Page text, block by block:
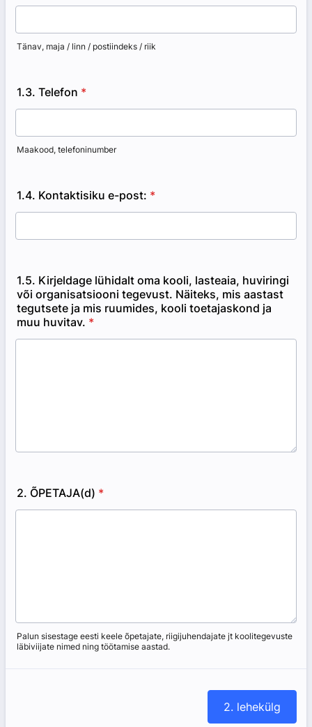
Tänav, maja / linn / postiindeks / riik
1.3. Telefon *
Maakood, telefoninumber
1.4. Kontaktisiku e-post: *
1.5. Kirjeldage lühidalt oma kooli, lasteaia, huviringi
või organisatsiooni tegevust. Näiteks, mis aastast
tegutsete ja mis ruumides, kooli toetajaskond ja
muu huvitav. *
2. ÕPETAJA(d) *
Palun sisestage eesti keele õpetajate, riigijuhendajate jt koolitegevuste
läbiviijate nimed ning töötamise aastad.
2. lehekülg